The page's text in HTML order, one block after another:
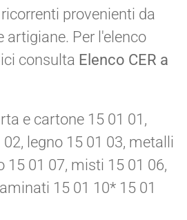
provenienti da
artigiane. Per l'elenco
consulta Elenco CER a
e cartone 15 01 01,
legno 15 01 03, metalli
15 01 07, misti 15 01 06,
15 01 10* 15 01